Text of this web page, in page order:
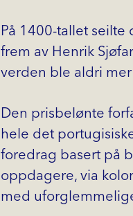
På 1400-tallet
frem av Henrik
verden ble aldri
Den prisbelønte
hele det
foredrag basert på
oppdagere, via
med